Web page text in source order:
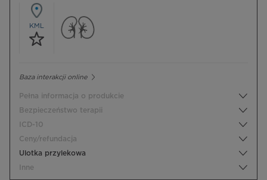
KML
Baza interakcji online
Pełna informacja o produkcie
Bezpieczeństwo terapii
ICD-10
Ceny/refundacja
Ulotka przylekowa
Inne